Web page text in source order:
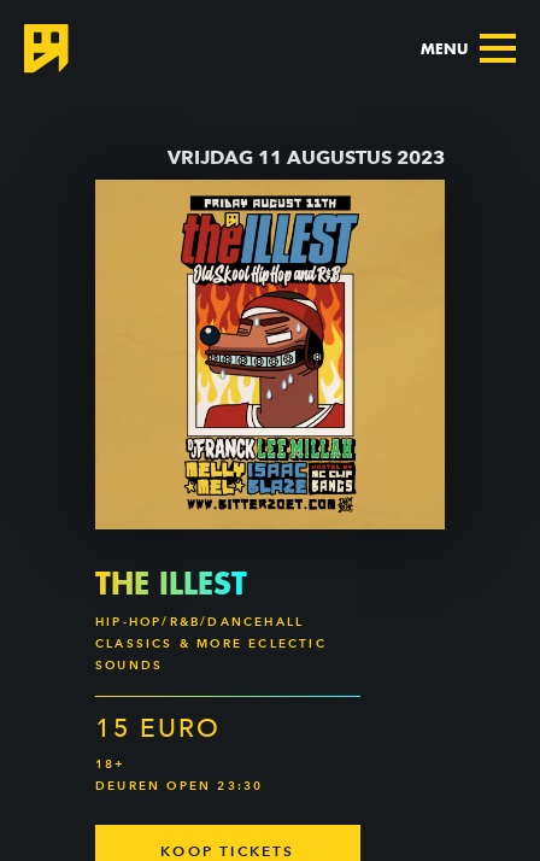
MENU
VRIJDAG 11 AUGUSTUS 2023
THE ILLEST
HIP-HOP/R&B/DANCEHALL
CLASSICS & MORE ECLECTIC
SOUNDS
15 EURO
18+
DEUREN OPEN 23:30
KOOP TICKETS